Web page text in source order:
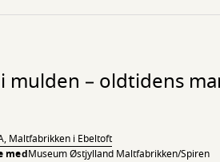
mulden – oldtidens
Maltfabrikken i Ebeltoft
medMuseum Østjylland Maltfabrikken/Spiren